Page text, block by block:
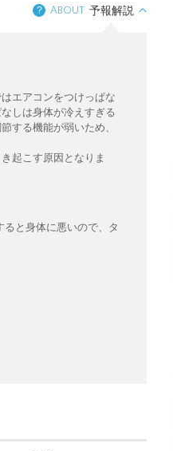
？ About 予報解説
エアコンをつけっぱな
しは身体が冷えすぎる
する機能が弱いため、
起こす原因となりま
と身体に悪いので、タ